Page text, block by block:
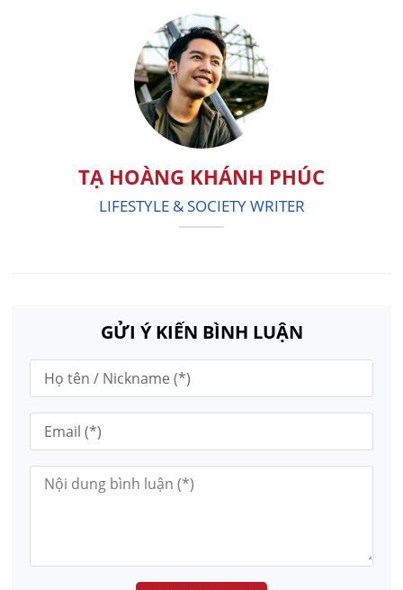
TẠ HOÀNG KHÁNH PHÚC
LIFESTYLE & SOCIETY WRITER
GỬI Ý KIẾN BÌNH LUẬN